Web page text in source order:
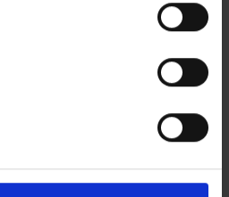
CAMPEONES DEL
MUNDIAL FIFA 2026